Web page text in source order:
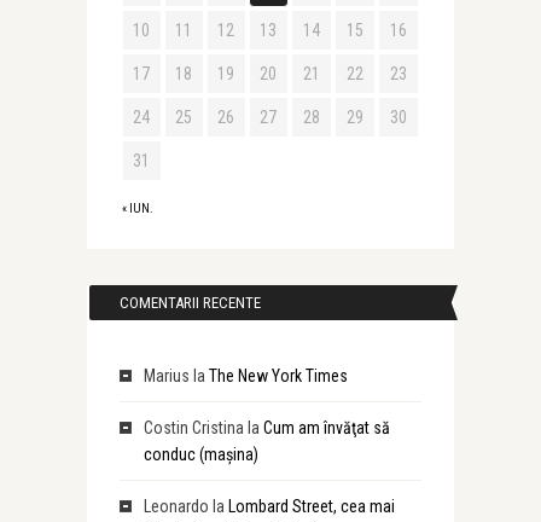
« IUN.
10 11 12 13 14 15 16
17 18 19 20 21 22 23
24 25 26 27 28 29 30
31
COMENTARII RECENTE
Marius la The New York Times
Costin Cristina la Cum am învăţat să
conduc (maşina)
Leonardo la Lombard Street, cea mai